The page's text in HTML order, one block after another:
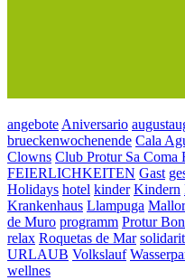
angebote Aniversario
brueckenwochenende Cala
Clowns Club Protur Sa Coma
FEIERLICHKEITEN Gast
Holidays hotel kinder Kindern
Krankenhaus Llampuga
de Muro programm Protur
relax Roquetas de Mar
URLAUB Volkslauf
wellnes